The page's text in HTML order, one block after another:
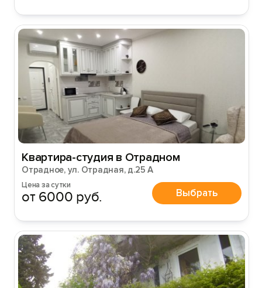
Квартира-студия в Отрадном
Отрадное, ул. Отрадная, д.25 А
Цена за сутки
от 6000 руб. Выбрать